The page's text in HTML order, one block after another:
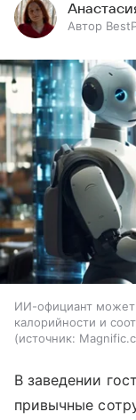
Автор
ИИ-официант может
калорийности и
источник:
В заведении
привычные